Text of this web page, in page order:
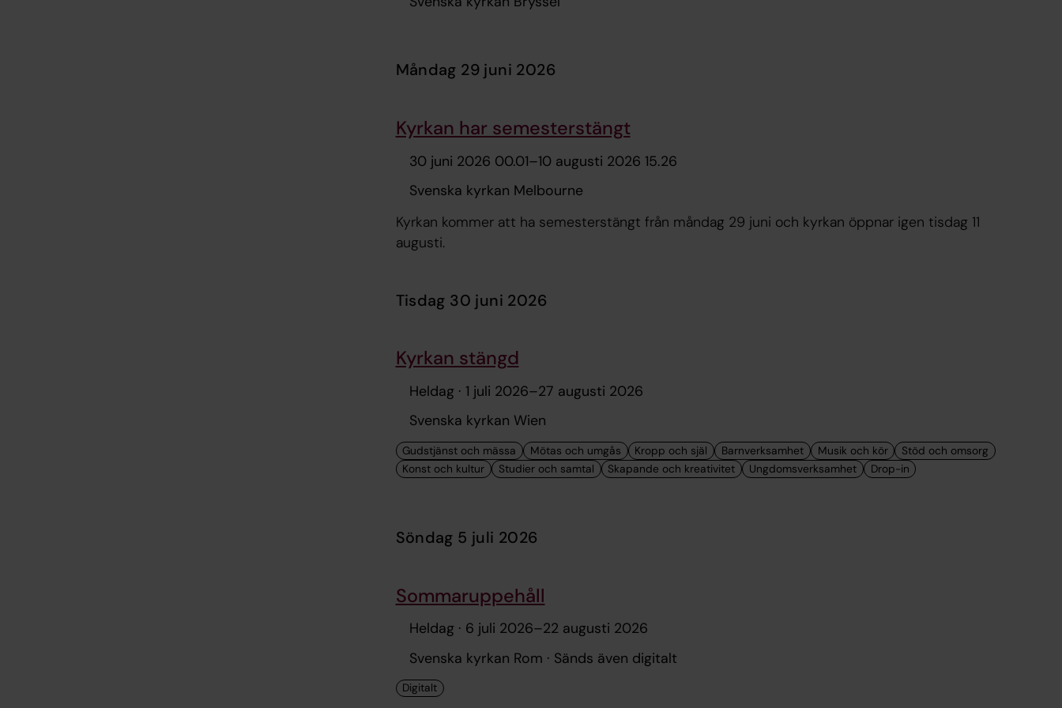
måndag 29 juni 2026
Kyrkan har semesterstängt
30 juni 2026 00.01–10 augusti 2026 15.26
Svenska kyrkan Melbourne
Kyrkan kommer att ha semesterstängt från måndag 29 juni och kyrkan öppnar igen tisdag 11
augusti.
tisdag 30 juni 2026
Kyrkan stängd
Heldag · 1 juli 2026–27 augusti 2026
Svenska kyrkan Wien
söndag 5 juli 2026
Sommaruppehåll
Heldag · 6 juli 2026–22 augusti 2026
Svenska kyrkan Rom · Sänds även digitalt